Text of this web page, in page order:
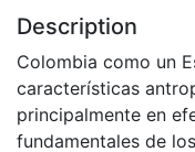
Description
Colombia como un
características
principalmente en
fundamentales de